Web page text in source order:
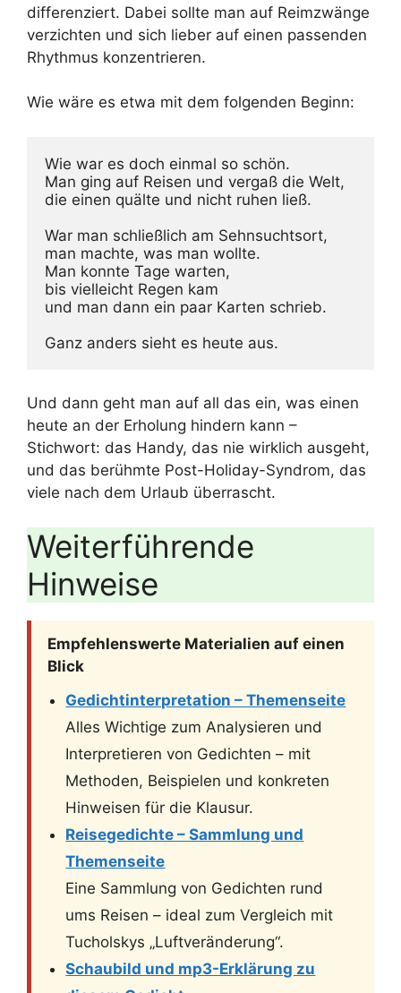
differenziert. Dabei sollte man auf Reimzwänge
verzichten und sich lieber auf einen passenden
Rhythmus konzentrieren.
Wie wäre es etwa mit dem folgenden Beginn:
Wie war es doch einmal so schön.
Man ging auf Reisen und vergaß die Welt,
die einen quälte und nicht ruhen ließ.
War man schließlich am Sehnsuchtsort,
man machte, was man wollte.
Man konnte Tage warten,
bis vielleicht Regen kam
und man dann ein paar Karten schrieb.
Ganz anders sieht es heute aus.
Und dann geht man auf all das ein, was einen
heute an der Erholung hindern kann –
Stichwort: das Handy, das nie wirklich ausgeht,
und das berühmte Post-Holiday-Syndrom, das
viele nach dem Urlaub überrascht.
Weiterführende
Hinweise
Empfehlenswerte Materialien auf einen
Blick
Gedichtinterpretation – Themenseite
Alles Wichtige zum Analysieren und
Interpretieren von Gedichten – mit
Methoden, Beispielen und konkreten
Hinweisen für die Klausur.
Reisegedichte – Sammlung und
Themenseite
Eine Sammlung von Gedichten rund
ums Reisen – ideal zum Vergleich mit
Tucholskys „Luftveränderung“.
Schaubild und mp3-Erklärung zu